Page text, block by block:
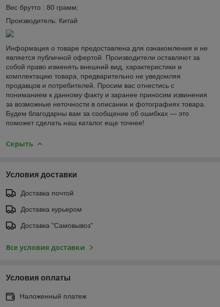
Вес брутто : 80 грамм;
Производитель: Китай
Информация о товаре предоставлена для ознакомления и не
является публичной офертой. Производители оставляют за
собой право изменять внешний вид, характеристики и
комплектацию товара, предварительно не уведомляя
продавцов и потребителей. Просим вас отнестись с
пониманием к данному факту и заранее приносим извинения
за возможные неточности в описании и фотографиях товара.
Будем благодарны вам за сообщение об ошибках — это
поможет сделать наш каталог еще точнее!
Скрыть
Условия доставки
Доставка почтой
Доставка курьером
Доставка "Самовывоз"
Все условия доставки
Условия оплаты
Наложенный платеж